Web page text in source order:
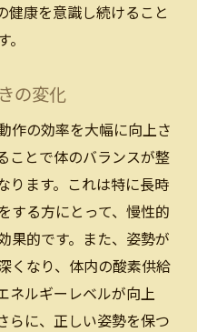
健康を意識し続けること
の変化
作の効率を大幅に向上さ
ことで体のバランスが整
ります。これは特に長時
する方にとって、慢性的
果的です。また、姿勢が
くなり、体内の酸素供給
ネルギーレベルが向上
らに、正しい姿勢を保つ